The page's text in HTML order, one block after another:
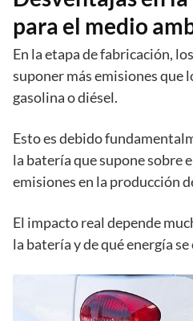
para el medio
En la etapa de fabricación, los
suponer más emisiones que
gasolina o diésel.
Esto es debido
la batería que supone sobre
emisiones en la producción
El impacto real depende
la batería y de qué energía